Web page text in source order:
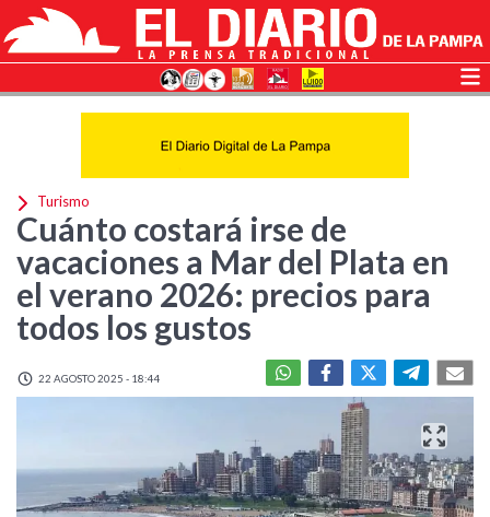
Turismo
Cuánto costará irse de
vacaciones a Mar del Plata en
el verano 2026: precios para
todos los gustos
22 AGOSTO 2025 - 18:44